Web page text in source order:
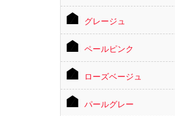
グレージュ
ペールピンク
ローズベージュ
パールグレー